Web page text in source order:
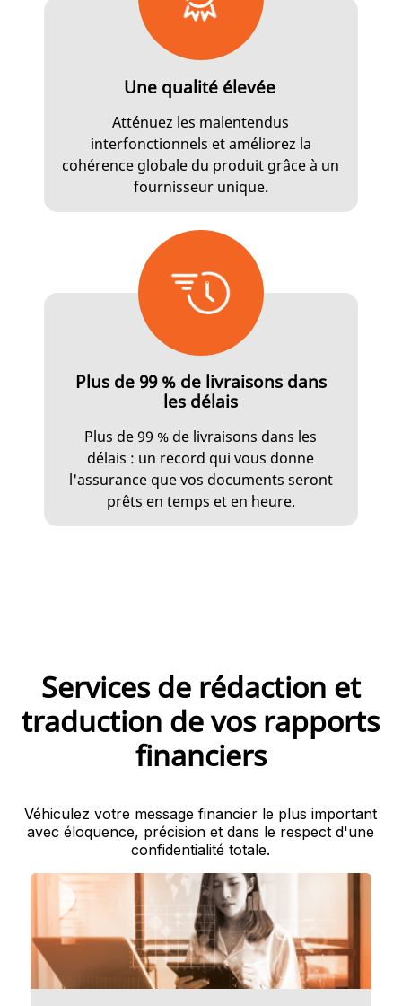
Une qualité élevée
Atténuez les malentendus
interfonctionnels et améliorez la
cohérence globale du produit grâce à un
fournisseur unique.
Plus de 99 % de livraisons dans
les délais
Plus de 99 % de livraisons dans les
délais : un record qui vous donne
l'assurance que vos documents seront
prêts en temps et en heure.
Services de rédaction et
traduction de vos rapports
financiers
Véhiculez votre message financier le plus important
avec éloquence, précision et dans le respect d'une
confidentialité totale.